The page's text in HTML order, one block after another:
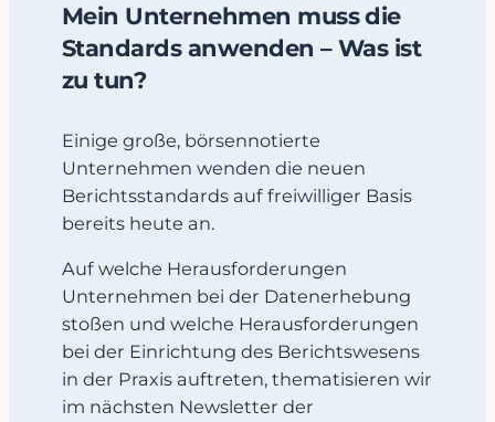
Mein Unternehmen muss die
Standards anwenden – Was ist
zu tun?
Einige große, börsennotierte
Unternehmen wenden die neuen
Berichtsstandards auf freiwilliger Basis
bereits heute an.
Auf welche Herausforderungen
Unternehmen bei der Datenerhebung
stoßen und welche Herausforderungen
bei der Einrichtung des Berichtswesens
in der Praxis auftreten, thematisieren wir
im nächsten Newsletter der